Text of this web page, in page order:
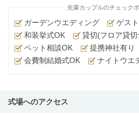
先輩カップルのチェック
ガーデンウエディング
ゲス
和装挙式OK
貸切(フロア貸切
ペット相談OK
提携神社有り
会費制結婚式OK
ナイトウエ
式場へのアクセス